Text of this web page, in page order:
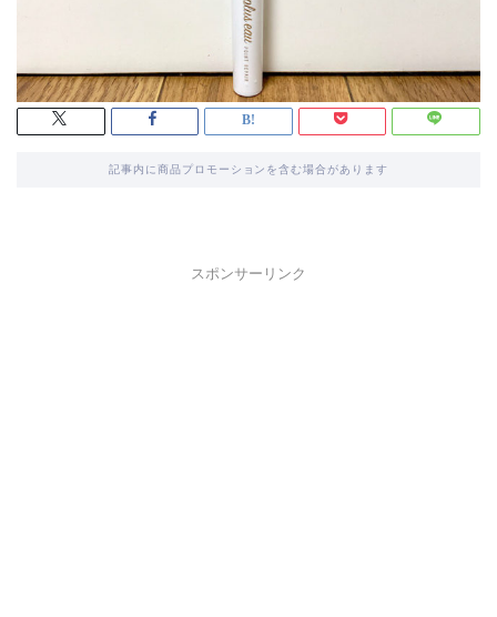
記事内に商品プロモーションを含む場合があります
スポンサーリンク